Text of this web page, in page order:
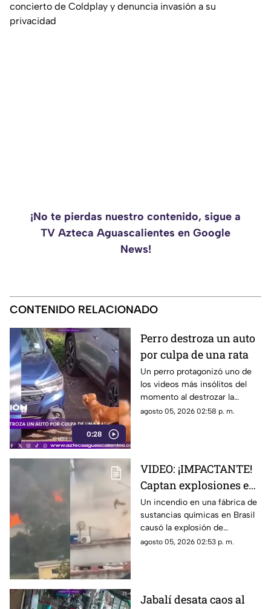
concierto de Coldplay y denuncia invasión a su
privacidad
¡No te pierdas nuestro contenido, sigue a
TV Azteca Aguascalientes en Google
News!
CONTENIDO RELACIONADO
0:28
Perro destroza un auto
por culpa de una rata
Un perro protagonizó uno de
los videos más insólitos del
momento al destrozar la
defensa de un automóvil con
agosto 05, 2026 02:58 p. m.
VIDEO: ¡IMPACTANTE!
Captan explosiones en
alcantarillas tras el
incendio en una
fábrica
Un incendio en una fábrica de
sustancias químicas en Brasil
causó la explosión de
alcantarillas; el momento
agosto 05, 2026 02:53 p. m.
Jabalí desata caos al